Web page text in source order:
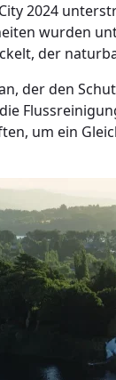
2024
wurden
der
der den
um ein